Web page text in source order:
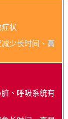
状
少长时间、高
、呼吸系统有